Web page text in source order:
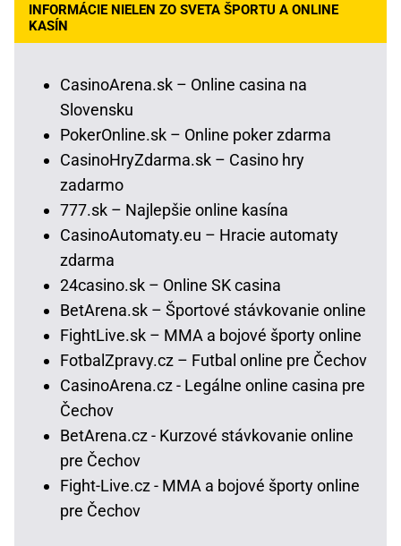
INFORMÁCIE NIELEN ZO SVETA ŠPORTU A ONLINE
KASÍN
CasinoArena.sk – Online casina na
Slovensku
PokerOnline.sk – Online poker zdarma
CasinoHryZdarma.sk – Casino hry
zadarmo
777.sk – Najlepšie online kasína
CasinoAutomaty.eu – Hracie automaty
zdarma
24casino.sk – Online SK casina
BetArena.sk – Športové stávkovanie online
FightLive.sk – MMA a bojové športy online
FotbalZpravy.cz – Futbal online pre Čechov
CasinoArena.cz - Legálne online casina pre
Čechov
BetArena.cz - Kurzové stávkovanie online
pre Čechov
Fight-Live.cz - MMA a bojové športy online
pre Čechov